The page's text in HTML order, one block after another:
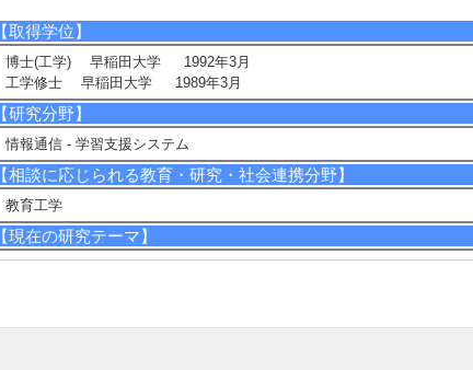
【取得学位】
博士(工学) 早稲田大学 1992年3月
工学修士 早稲田大学 1989年3月
【研究分野】
情報通信 - 学習支援システム
【相談に応じられる教育・研究・社会連携分野】
教育工学
【現在の研究テーマ】